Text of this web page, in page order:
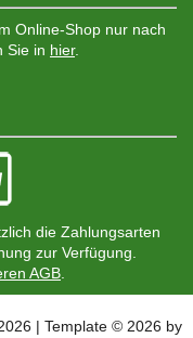
Online-Shop nur nach
Sie in hier.
die Zahlungsarten
zur Verfügung.
AGB
| Template © 2026 by